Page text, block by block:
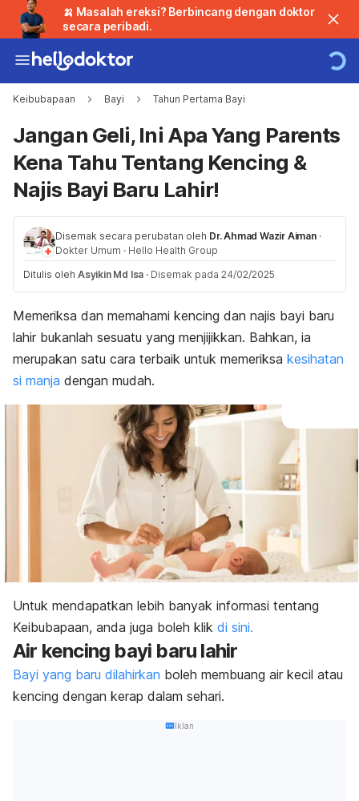
🍌 Masalah ereksi? Berbincang dengan doktor
secara peribadi.
Keibubapaan Bayi Tahun Pertama Bayi
Jangan Geli, Ini Apa Yang Parents
Kena Tahu Tentang Kencing &
Najis Bayi Baru Lahir!
Disemak secara perubatan oleh Dr. Ahmad Wazir Aiman ·
Dokter Umum · Hello Health Group
Ditulis oleh Asyikin Md Isa · Disemak pada 24/02/2025
Memeriksa dan memahami kencing dan najis bayi baru
lahir bukanlah sesuatu yang menjijikkan. Bahkan, ia
merupakan satu cara terbaik untuk memeriksa kesihatan
si manja dengan mudah.
Untuk mendapatkan lebih banyak informasi tentang
Keibubapaan, anda juga boleh klik di sini.
Air kencing bayi baru lahir
Bayi yang baru dilahirkan boleh membuang air kecil atau
kencing dengan kerap dalam sehari.
Iklan